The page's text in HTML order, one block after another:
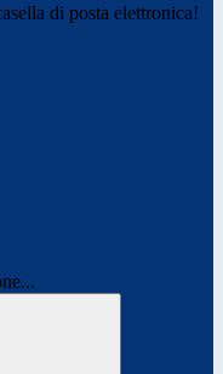
di posta elettronica!